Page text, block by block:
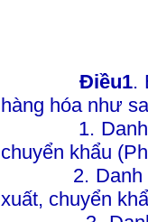
Điều1.
hàng hóa như
1. Danh mục
chuyển khẩu
2. Danh mục
xuất, chuyển